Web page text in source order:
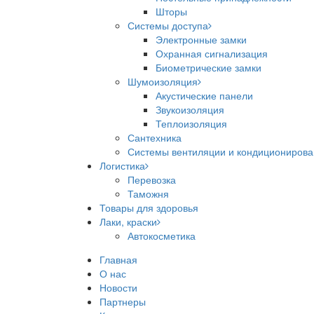
Шторы
Системы доступа
Электронные замки
Охранная сигнализация
Биометрические замки
Шумоизоляция
Акустические панели
Звукоизоляция
Теплоизоляция
Сантехника
Системы вентиляции и
Логистика
Перевозка
Таможня
Товары для здоровья
Лаки, краски
Автокосметика
Главная
О нас
Новости
Партнеры